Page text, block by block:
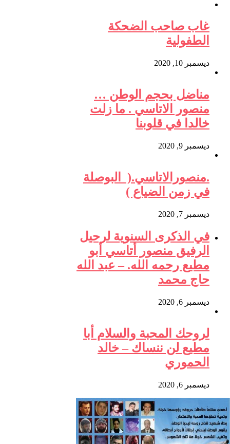
غاب صاحب الضحكة
الطفولية
ديسمبر 10, 2020
مناضل بحجم الوطن …
منصور الاتاسي . ما زلت
خالدا في قلوبنا
ديسمبر 9, 2020
.منصورالاتاسي.( البوصلة
في زمن الضياع )
ديسمبر 7, 2020
في الذكرى السنوية لرحيل
الرفيق منصور أتاسي أبو
مطيع رحمه الله. – عبد الله
حاج محمد
ديسمبر 6, 2020
لروحك المحبة والسلام أبا
مطيع لن ننساك – خالد
الحموري
ديسمبر 6, 2020